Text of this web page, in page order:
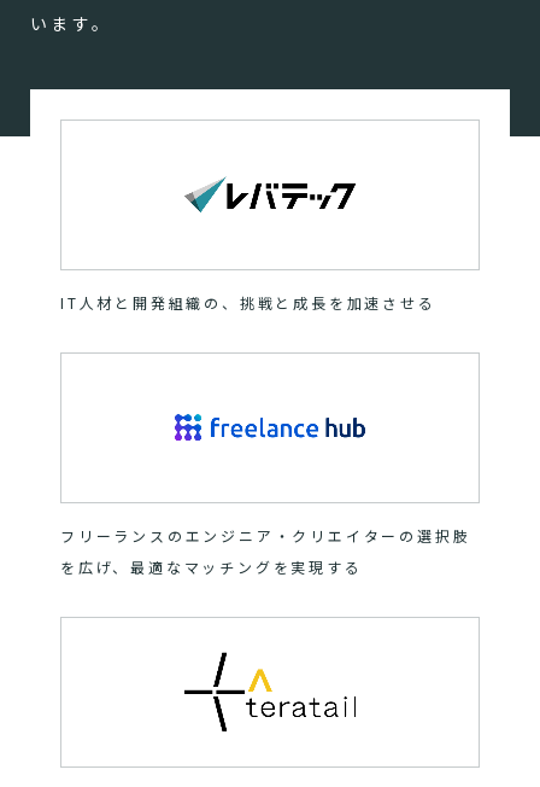
います。
IT人材と開発組織の、挑戦と成長を加速させる
フリーランスのエンジニア・クリエイターの選択肢
を広げ、最適なマッチングを実現する